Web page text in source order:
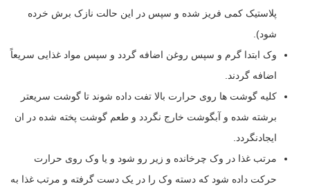
پلاستیک کمی فریز شده و سپس در این حالت نازک برش خرده
شود).
وک ابتدا گرم و سپس روغن اضافه گردد و سپس مواد غذایی سریعاً
اضافه گردند.
کلیه گوشت ها روی حرارت بالا تفت داده شوند تا گوشت سریعتر
برشته شده و آبگوشت خارج نگردد و طعم گوشت پخته شده در ان
ایجادنگردد.
مرتب غذا در وک چرخانده و زیر رو شود و یا وک روی حرارت
حرکت داده شود که دسته وک را در یک دست گرفته و مرتب غذا به